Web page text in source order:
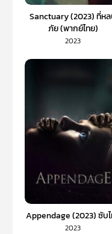
Sanctuary (2023) ที่ห
ภัย (พากย์ไทย)
2023
Appendage (2023) ซับ
2023